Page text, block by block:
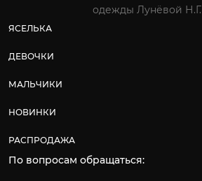
одежды Лунёвой Н.Г.
ЯСЕЛЬКА
ДЕВОЧКИ
МАЛЬЧИКИ
НОВИНКИ
РАСПРОДАЖА
По вопросам обращаться: